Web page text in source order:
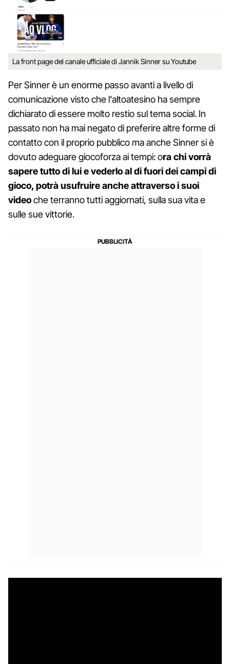
La front page del canale ufficiale di Jannik Sinner su Youtube
Per Sinner è un enorme passo avanti a livello di
comunicazione visto che l'altoatesino ha sempre
dichiarato di essere molto restio sul tema social. In
passato non ha mai negato di preferire altre forme di
contatto con il proprio pubblico ma anche Sinner si è
dovuto adeguare giocoforza ai tempi: ora chi vorrà
sapere tutto di lui e vederlo al di fuori dei campi di
gioco, potrà usufruire anche attraverso i suoi
videoche terranno tutti aggiornati, sulla sua vita e
sulle sue vittorie.